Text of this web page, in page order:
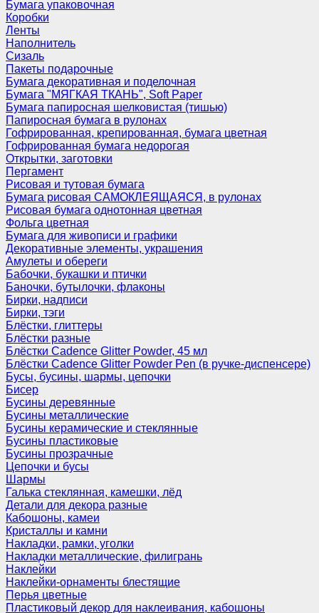
Бумага упаковочная
Коробки
Ленты
Наполнитель
Сизаль
Пакеты подарочные
Бумага декоративная и поделочная
Бумага "МЯГКАЯ ТКАНЬ", Soft Paper
Бумага папиросная шелковистая (тишью)
Папиросная бумага в рулонах
Гофрированная, крепированная, бумага цветная
Гофрированная бумага недорогая
Открытки, заготовки
Пергамент
Рисовая и тутовая бумага
Бумага рисовая САМОКЛЕЯЩАЯСЯ, в рулонах
Рисовая бумага однотонная цветная
Фольга цветная
Бумага для живописи и графики
Декоративные элементы, украшения
Амулеты и обереги
Бабочки, букашки и птички
Баночки, бутылочки, флаконы
Бирки, надписи
Бирки, тэги
Блёстки, глиттеры
Блёстки разные
Блёстки Cadence Glitter Powder, 45 мл
Блёстки Cadence Glitter Powder Pen (в ручке-диспенсере)
Бусы, бусины, шармы, цепочки
Бисер
Бусины деревянные
Бусины металлические
Бусины керамические и стеклянные
Бусины пластиковые
Бусины прозрачные
Цепочки и бусы
Шармы
Галька стеклянная, камешки, лёд
Детали для декора разные
Кабошоны, камеи
Кристаллы и камни
Накладки, рамки, уголки
Накладки металлические, филигрань
Наклейки
Наклейки-орнаменты блестящие
Перья цветные
Пластиковый декор для наклеивания, кабошоны